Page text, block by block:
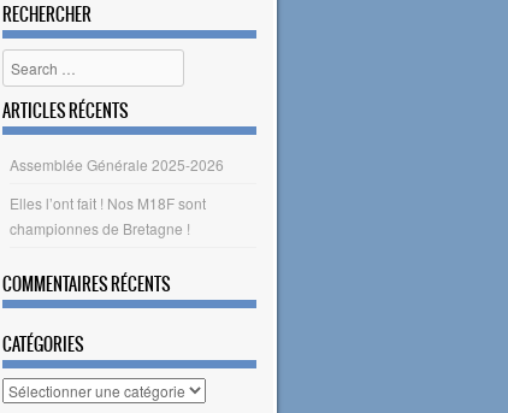
RECHERCHER
Search
ARTICLES RÉCENTS
Assemblée Générale 2025-2026
Elles l’ont fait ! Nos M18F sont
championnes de Bretagne !
COMMENTAIRES RÉCENTS
CATÉGORIES
Catégories